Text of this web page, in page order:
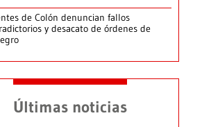
de Colón denuncian fallos
y desacato de órdenes de
Últimas noticias